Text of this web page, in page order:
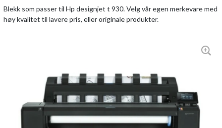
Blekk som passer til Hp designjet t 930. Velg vår egen merkevare med
høy kvalitet til lavere pris, eller originale produkter.